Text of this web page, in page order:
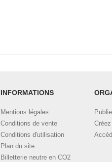
INFORMATIONS
Mentions légales
Conditions de vente
Conditions d'utilisation
Plan du site
Billetterie neutre en CO2